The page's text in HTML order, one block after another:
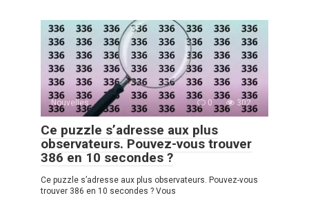
Nouvelles 0 302
Ce puzzle s’adresse aux plus
observateurs. Pouvez-vous trouver
386 en 10 secondes ?
Ce puzzle s’adresse aux plus observateurs. Pouvez-vous
trouver 386 en 10 secondes ? Vous